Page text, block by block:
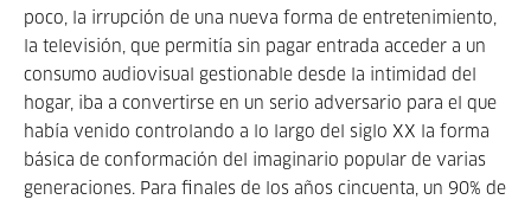
poco, la irrupción de una nueva forma de entretenimiento,
la televisión, que permitía sin pagar entrada acceder a un
consumo audiovisual gestionable desde la intimidad del
hogar, iba a convertirse en un serio adversario para el que
había venido controlando a lo largo del siglo XX la forma
básica de conformación del imaginario popular de varias
generaciones. Para finales de los años cincuenta, un 90% de